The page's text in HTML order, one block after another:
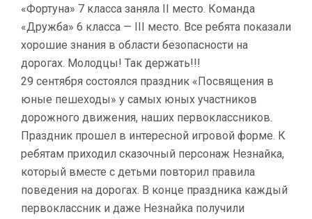
«Фортуна» 7 класса заняла II место. Команда
«Дружба» 6 класса — III место. Все ребята показали
хорошие знания в области безопасности на
дорогах. Молодцы! Так держать!!!
29 сентября состоялся праздник «Посвящения в
юные пешеходы» у самых юных участников
дорожного движения, наших первоклассников.
Праздник прошел в интересной игровой форме. К
ребятам приходил сказочный персонаж Незнайка,
который вместе с детьми повторил правила
поведения на дорогах. В конце праздника каждый
первоклассник и даже Незнайка получили